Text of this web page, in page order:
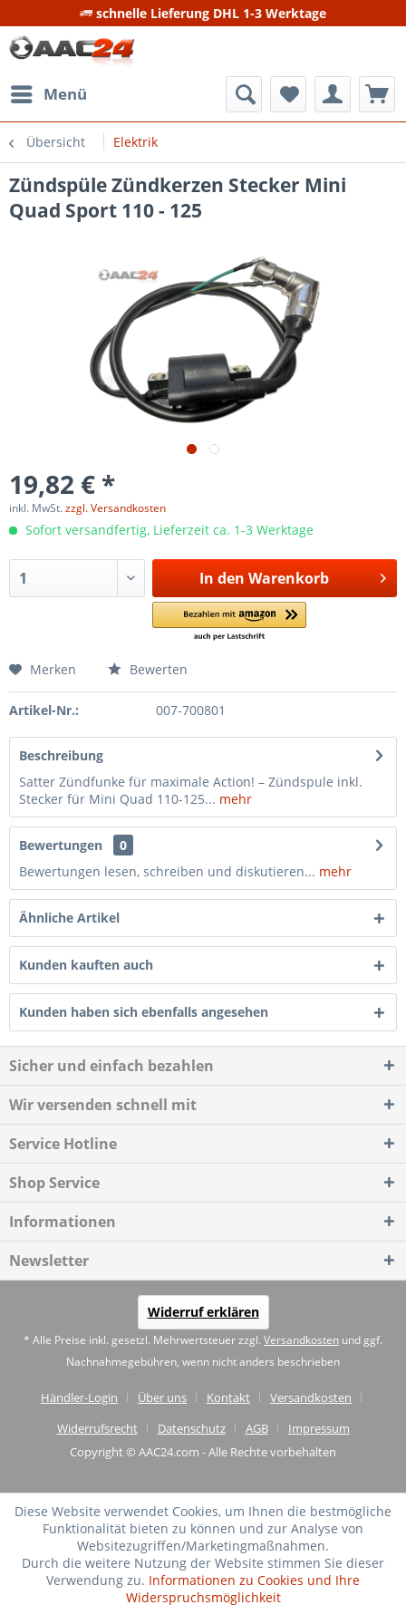
schnelle Lieferung DHL 1-3 Werktage
Menü
Übersicht Elektrik
Zündspüle Zündkerzen Stecker Mini
Quad Sport 110 - 125
19,82 € *
inkl. MwSt.zzgl. Versandkosten
Sofort versandfertig, Lieferzeit ca. 1-3 Werktage
In den Warenkorb
Merken Bewerten
Artikel-Nr.: 007-700801
Beschreibung
Satter Zündfunke für maximale Action! – Zündspule inkl.
Stecker für Mini Quad 110-125... mehr
Bewertungen
0
Bewertungen lesen, schreiben und diskutieren... mehr
Ähnliche Artikel
Kunden kauften auch
Kunden haben sich ebenfalls angesehen
Sicher und einfach bezahlen
Wir versenden schnell mit
Service Hotline
Shop Service
Informationen
Newsletter
Widerruf erklären
* Alle Preise inkl. gesetzl. Mehrwertsteuer zzgl. Versandkosten und ggf.
Nachnahmegebühren, wenn nicht anders beschrieben
Händler-Login Über uns Kontakt
Versandkosten
Widerrufsrecht
Datenschutz AGB
Impressum
Copyright © AAC24.com - Alle Rechte vorbehalten
Diese Website verwendet Cookies, um Ihnen die bestmögliche
Funktionalität bieten zu können und zur Analyse von
Websitezugriffen/Marketingmaßnahmen.
Durch die weitere Nutzung der Website stimmen Sie dieser
Verwendung zu. Informationen zu Cookies und Ihre
Widerspruchsmöglichkeit